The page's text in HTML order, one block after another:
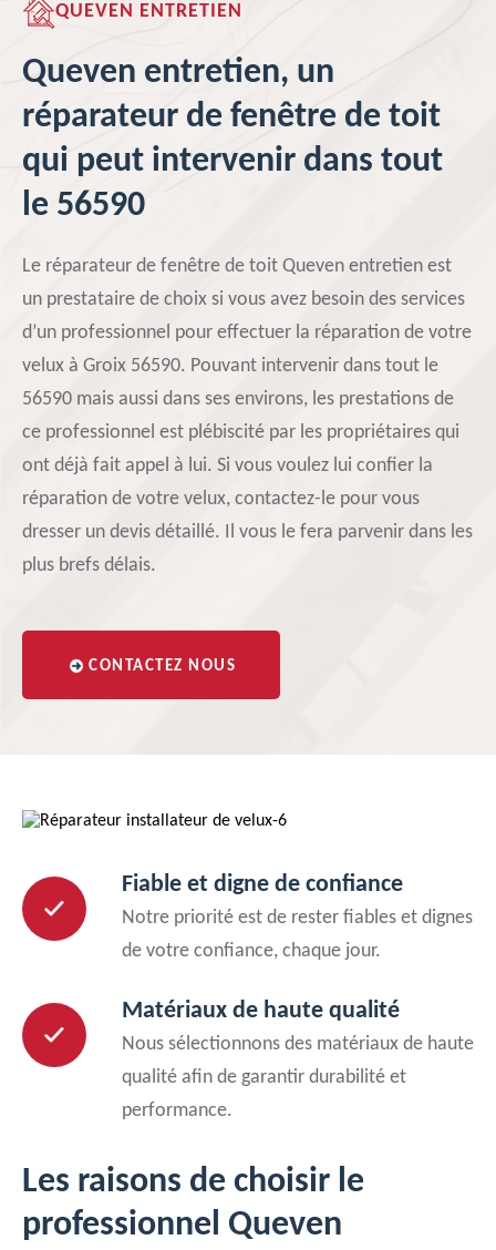
QUEVEN ENTRETIEN
Queven entretien, un
réparateur de fenêtre de toit
qui peut intervenir dans tout
le 56590
Le réparateur de fenêtre de toit Queven entretien est
un prestataire de choix si vous avez besoin des services
d’un professionnel pour effectuer la réparation de votre
velux à Groix 56590. Pouvant intervenir dans tout le
56590 mais aussi dans ses environs, les prestations de
ce professionnel est plébiscité par les propriétaires qui
ont déjà fait appel à lui. Si vous voulez lui confier la
réparation de votre velux, contactez-le pour vous
dresser un devis détaillé. Il vous le fera parvenir dans les
plus brefs délais.
CONTACTEZ NOUS
Fiable et digne de confiance
Notre priorité est de rester fiables et dignes
de votre confiance, chaque jour.
Matériaux de haute qualité
Nous sélectionnons des matériaux de haute
qualité afin de garantir durabilité et
performance.
Les raisons de choisir le
professionnel Queven